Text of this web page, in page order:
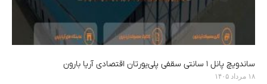
ساندویچ پانل ۱ سانتی سقفی پلی‌یورتان اقتصادی آریا بارون
۱۸ مرداد ۱۴۰۵